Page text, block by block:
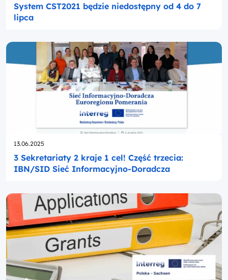
System CST2021 będzie niedostępny od 4 do 7
lipca
Opublikowano
13.06.2025
3 Sekretariaty 2 kraje 1 cel! Część trzecia:
IBN/SID Sieć Informacyjno-Doradcza